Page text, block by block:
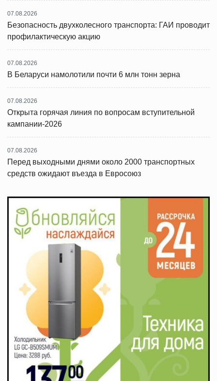
07.08.2026
Безопасность двухколесного транспорта: ГАИ проводит
профилактическую акцию
07.08.2026
В Беларуси намолотили почти 6 млн тонн зерна
07.08.2026
Открыта горячая линия по вопросам вступительной
кампании-2026
07.08.2026
Перед выходными днями около 2000 транспортных
средств ожидают въезда в Евросоюз